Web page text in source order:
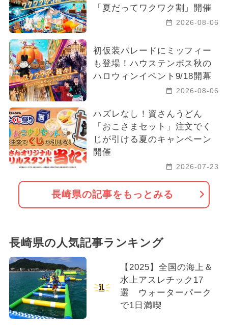
「夏だってワクワク割」開催
2026-08-06
初仮装パレードにミッフィー
も登場！ハウステンボス秋の
ハロウィンイベント9/18開幕
2026-08-06
ハズレなし！資さんうどん
「おこさまセット」注文でく
じが引ける夏のキャンペーン
開催
2026-07-23
長崎県の記事をもっとみる
長崎県の人気記事ランキング
1
【2025】全国の海上＆
水上アスレチック17
選 ウォーターパーク
で1日満喫